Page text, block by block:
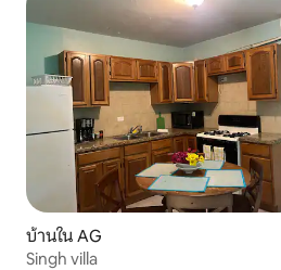
บ้านใน AG
Singh villa